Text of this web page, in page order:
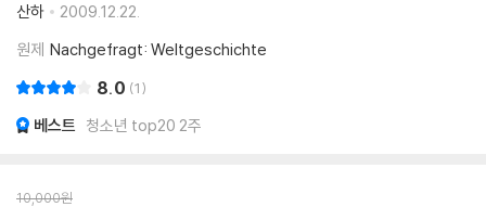
산하
2009.12.22.
원제 Nachgefragt: Weltgeschichte
8.0 1
베스트 청소년 top20 2주
10,000원